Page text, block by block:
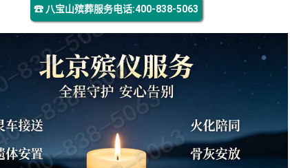
☎ 八宝山殡葬服务电话:400-838-5063